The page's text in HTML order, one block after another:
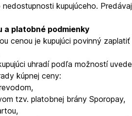
kupujúceho.
a platobné podmienky
cenou je kupujúci povinný
uhradí podľa možností
kúpnej ceny:
tzv. platobnej brány Sporopay,